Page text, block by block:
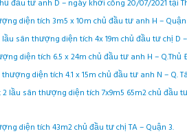
đầu tư anh D – ngày khởi công 20/07/2021 tại
diện tích 3m5 x 10m chủ đầu tư anh H – Quận
sân thượng diện tích 4x 19m chủ đầu tư chị D
diện tích 6.5 x 24m chủ đầu tư anh H – Q.Thủ
diện tích 4.1 x 15m chủ đầu tư anh N – Q.
lầu sân thượng diện tích 7x9m5 65m2 chủ đầu
diện tích 43m2 chủ đầu tư chị TA – Quận 3.